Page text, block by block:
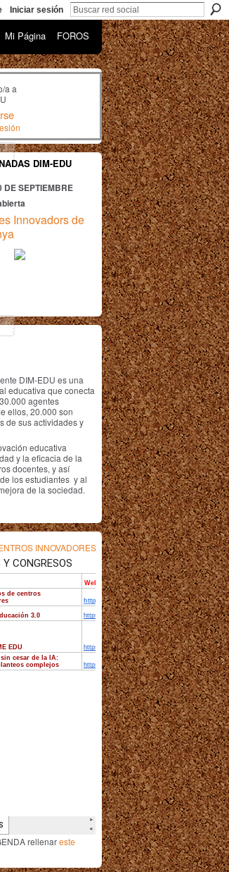
Iniciar sesión
Mi Página FOROS
a a
DIM-EDU
DE SEPTIEMBRE
Innovadors de
DIM-EDU es una
educativa que conecta
agentes
ellos, 20.000 son
de sus actividades y
educativa
y la eficacia de la
docentes, y así
los estudiantes y al
de la sociedad.
INNOVADORES
rellenareste